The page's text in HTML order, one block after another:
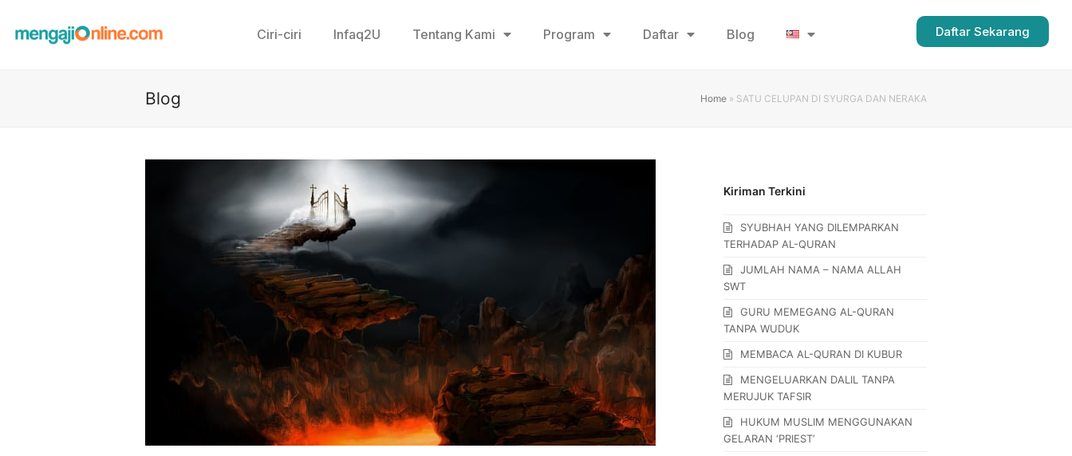
Ciri-ciri Infaq2U Tentang Kami Program Daftar Blog Daftar Sekarang
Blog Home » SATU CELUPAN DI SYURGA DAN NERAKA
Kiriman Terkini
SYUBHAH YANG DILEMPARKAN
TERHADAP AL-QURAN
JUMLAH NAMA – NAMA ALLAH
SWT
GURU MEMEGANG AL-QURAN
TANPA WUDUK
MEMBACA AL-QURAN DI KUBUR
MENGELUARKAN DALIL TANPA
MERUJUK TAFSIR
HUKUM MUSLIM MENGGUNAKAN
GELARAN ‘PRIEST’